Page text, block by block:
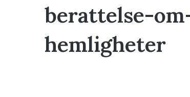
berattelse-
hemligheter